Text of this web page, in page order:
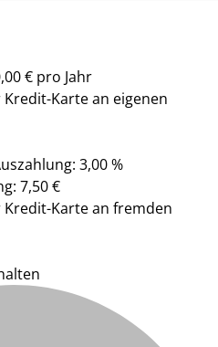
€ pro Jahr
Karte an eigenen
3,00 %
7,50 €
Karte an fremden